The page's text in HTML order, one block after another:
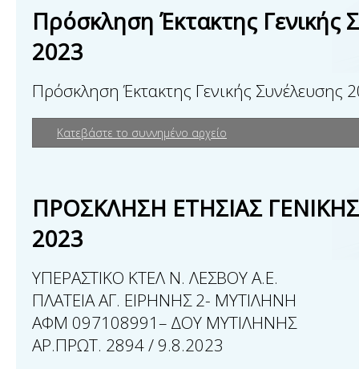
Πρόσκληση Έκτακτης Γενικής
2023
Πρόσκληση Έκτακτης Γενικής Συνέλευσης
Κατεβάστε το συννημένο αρχείο
ΠΡΟΣΚΛΗΣΗ ΕΤΗΣΙΑΣ
2023
ΥΠΕΡΑΣΤΙΚO ΚΤΕΛ Ν. ΛΕΣΒΟΥ Α.Ε.
ΠΛΑΤΕΙΑ ΑΓ. ΕΙΡΗΝΗΣ 2- ΜΥΤΙΛΗΝΗ
ΑΦΜ 097108991– ΔΟΥ ΜΥΤΙΛΗΝΗΣ
ΑΡ.ΠΡΩΤ. 2894 / 9.8.2023